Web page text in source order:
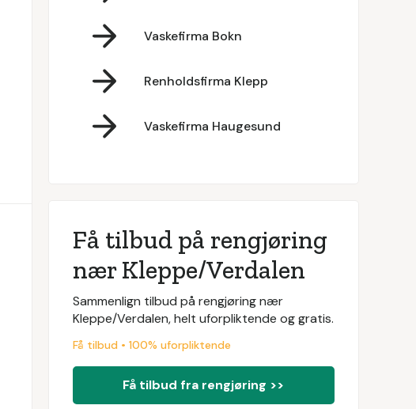
Vaskefirma Bokn
Renholdsfirma Klepp
Vaskefirma Haugesund
Få tilbud på rengjøring
nær Kleppe/Verdalen
Sammenlign tilbud på rengjøring nær
Kleppe/Verdalen, helt uforpliktende og gratis.
Få tilbud • 100% uforpliktende
Få tilbud fra rengjøring >>